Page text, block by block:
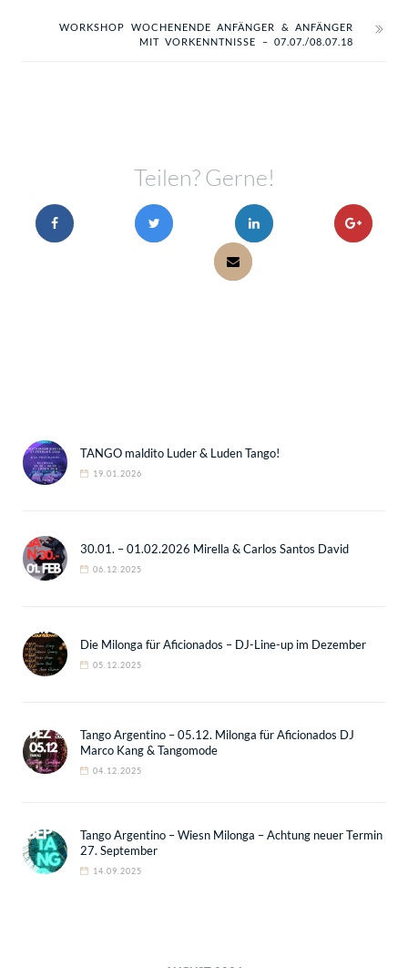
WORKSHOP WOCHENENDE ANFÄNGER & ANFÄNGER
MIT VORKENNTNISSE – 07.07./08.07.18
Teilen? Gerne!
TANGO maldito Luder & Luden Tango!
19.01.2026
30.01. – 01.02.2026 Mirella & Carlos Santos David
06.12.2025
Die Milonga für Aficionados – DJ-Line-up im Dezember
05.12.2025
Tango Argentino – 05.12. Milonga für Aficionados DJ
Marco Kang & Tangomode
04.12.2025
Tango Argentino – Wiesn Milonga – Achtung neuer Termin
27. September
14.09.2025